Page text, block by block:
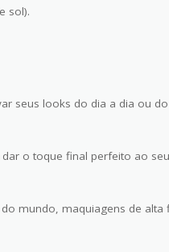
sol).
seus looks do dia a dia ou
o toque final perfeito ao
mundo, maquiagens de alta